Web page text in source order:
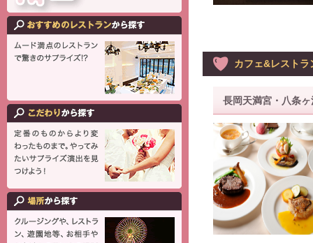
カフェ&レス
長岡天満宮・八条